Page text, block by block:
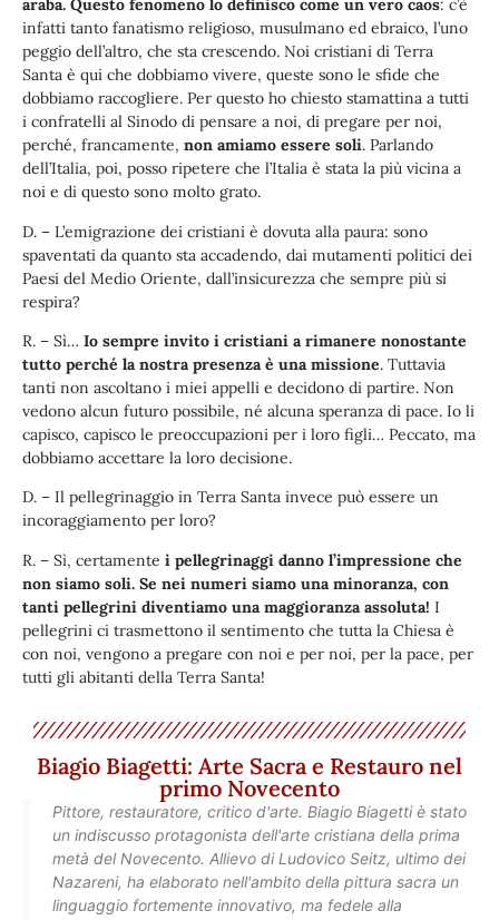
araba. Questo fenomeno lo definisco come un vero caos: c’è
infatti tanto fanatismo religioso, musulmano ed ebraico, l’uno
peggio dell’altro, che sta crescendo. Noi cristiani di Terra
Santa è qui che dobbiamo vivere, queste sono le sfide che
dobbiamo raccogliere. Per questo ho chiesto stamattina a tutti
i confratelli al Sinodo di pensare a noi, di pregare per noi,
perché, francamente, non amiamo essere soli. Parlando
dell’Italia, poi, posso ripetere che l’Italia è stata la più vicina a
noi e di questo sono molto grato.
D. – L’emigrazione dei cristiani è dovuta alla paura: sono
spaventati da quanto sta accadendo, dai mutamenti politici dei
Paesi del Medio Oriente, dall’insicurezza che sempre più si
respira?
R. – Sì… Io sempre invito i cristiani a rimanere nonostante
tutto perché la nostra presenza è una missione. Tuttavia
tanti non ascoltano i miei appelli e decidono di partire. Non
vedono alcun futuro possibile, né alcuna speranza di pace. Io li
capisco, capisco le preoccupazioni per i loro figli… Peccato, ma
dobbiamo accettare la loro decisione.
D. – Il pellegrinaggio in Terra Santa invece può essere un
incoraggiamento per loro?
R. – Sì, certamente i pellegrinaggi danno l’impressione che
non siamo soli. Se nei numeri siamo una minoranza, con
tanti pellegrini diventiamo una maggioranza assoluta! I
pellegrini ci trasmettono il sentimento che tutta la Chiesa è
con noi, vengono a pregare con noi e per noi, per la pace, per
tutti gli abitanti della Terra Santa!
Biagio Biagetti: Arte Sacra e Restauro nel
primo Novecento
Pittore, restauratore, critico d'arte. Biagio Biagetti è stato
un indiscusso protagonista dell'arte cristiana della prima
metà del Novecento. Allievo di Ludovico Seitz, ultimo dei
Nazareni, ha elaborato nell'ambito della pittura sacra un
linguaggio fortemente innovativo, ma fedele alla